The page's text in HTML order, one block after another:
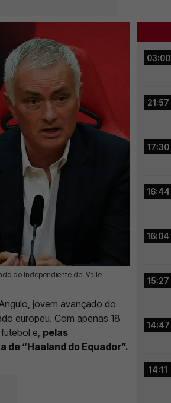
do Independiente del Valle
jovem avançado do
europeu. Com apenas 18
e, pelas
“Haaland do Equador”.
03:00
21:57
17:30
16:44
16:04
15:27
14:47
14:11